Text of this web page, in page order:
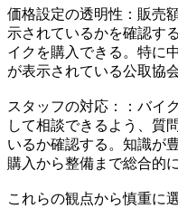
価格設定の透明性：販売
示されているかを確認す
イクを購入できる。特に
が表示されている公取協
スタッフの対応：：バイ
して相談できるよう、質
いるか確認する。知識が
購入から整備まで総合的
これらの観点から慎重に